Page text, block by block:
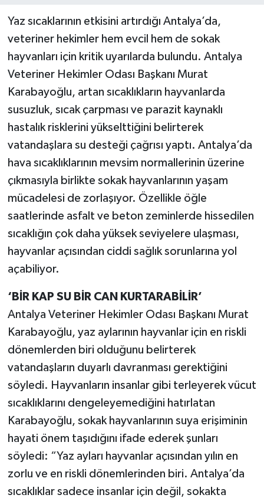
Yaz sıcaklarının etkisini artırdığı Antalya’da,
veteriner hekimler hem evcil hem de sokak
hayvanları için kritik uyarılarda bulundu. Antalya
Veteriner Hekimler Odası Başkanı Murat
Karabayoğlu, artan sıcaklıkların hayvanlarda
susuzluk, sıcak çarpması ve parazit kaynaklı
hastalık risklerini yükselttiğini belirterek
vatandaşlara su desteği çağrısı yaptı. Antalya’da
hava sıcaklıklarının mevsim normallerinin üzerine
çıkmasıyla birlikte sokak hayvanlarının yaşam
mücadelesi de zorlaşıyor. Özellikle öğle
saatlerinde asfalt ve beton zeminlerde hissedilen
sıcaklığın çok daha yüksek seviyelere ulaşması,
hayvanlar açısından ciddi sağlık sorunlarına yol
açabiliyor.
‘BİR KAP SU BİR CAN KURTARABİLİR’
Antalya Veteriner Hekimler Odası Başkanı Murat
Karabayoğlu, yaz aylarının hayvanlar için en riskli
dönemlerden biri olduğunu belirterek
vatandaşların duyarlı davranması gerektiğini
söyledi. Hayvanların insanlar gibi terleyerek vücut
sıcaklıklarını dengeleyemediğini hatırlatan
Karabayoğlu, sokak hayvanlarının suya erişiminin
hayati önem taşıdığını ifade ederek şunları
söyledi: “Yaz ayları hayvanlar açısından yılın en
zorlu ve en riskli dönemlerinden biri. Antalya’da
sıcaklıklar sadece insanlar için değil, sokakta